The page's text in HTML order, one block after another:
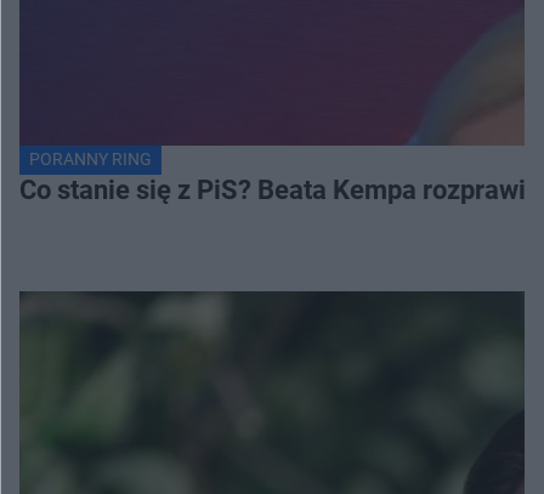
PORANNY RING
Co stanie się z PiS? Beata Kempa